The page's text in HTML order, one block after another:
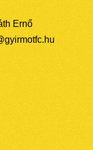
Ernő